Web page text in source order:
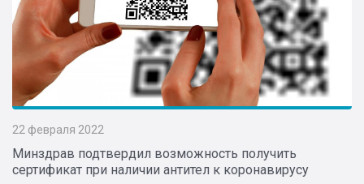
22 февраля 2022
Минздрав подтвердил возможность получить
сертификат при наличии антител к коронавирусу